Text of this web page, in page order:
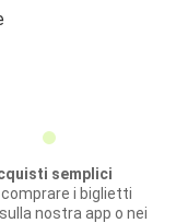
semplici
comprare i biglietti
nostra app o nei